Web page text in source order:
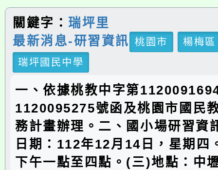
關鍵字： 瑞坪里
最新消息-研習資訊
桃園市
楊梅區
瑞坪國民中學
一、依據桃教中字第
1120095275號函及桃園市國民
務計畫辦理。二、國小場研習資
日期：112年12月14日，星期四
下午一點至四點。(三)地點：中